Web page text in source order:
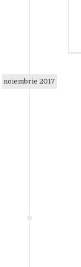
noiembrie 2017